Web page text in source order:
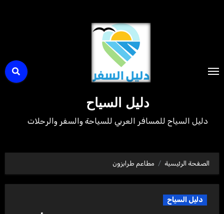
دليل السياح
دليل السياح للمسافر العربي للسياحة والسفر والرحلات
الصفحة الرئيسية مطاعم طرابزون
دليل السياح